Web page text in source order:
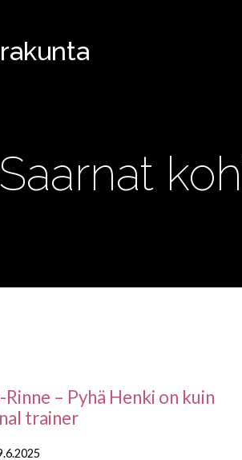
Saarnat
– Pyhä Henki on kuin
trainer